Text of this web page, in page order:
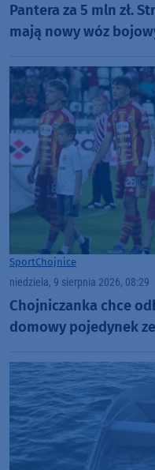
Pantera za 5 mln zł.
mają nowy wóz
SportChojnice
niedziela, 9 sierpnia 2026, 08:29
Chojniczanka chce
domowy pojedynek